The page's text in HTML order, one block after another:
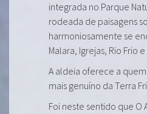
integrada no Parque
rodeada de paisagens
harmoniosamente se
Malara, Igrejas, Rio Frio
A aldeia oferece a
mais genuíno da Terra
Foi neste sentido que O